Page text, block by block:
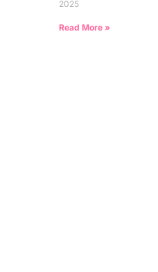
2025
Read More »